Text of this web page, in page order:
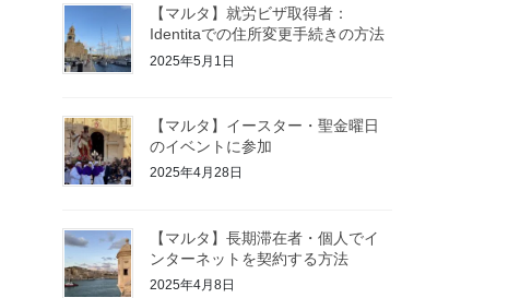
【マルタ】就労ビザ取得者：
Identitaでの住所変更手続きの方法
2025年5月1日
【マルタ】イースター・聖金曜日
のイベントに参加
2025年4月28日
【マルタ】長期滞在者・個人でイ
ンターネットを契約する方法
2025年4月8日